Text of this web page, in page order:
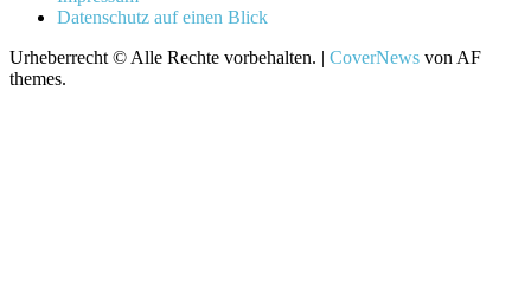
Datenschutz auf einen Blick
Urheberrecht © Alle Rechte vorbehalten. | CoverNews von AF
themes.